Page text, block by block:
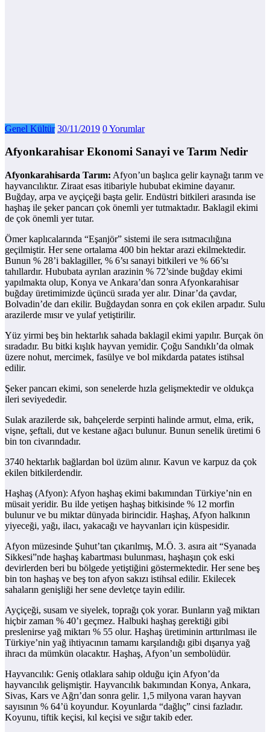
Genel Kültür 30/11/2019 0 Yorumlar
Afyonkarahisar Ekonomi Sanayi ve Tarım Nedir
Afyonkarahisarda Tarım: Afyon’un başlıca gelir kaynağı tarım ve
hayvancılıktır. Ziraat esas itibariyle hububat ekimine dayanır.
Buğday, arpa ve ayçiçeği başta gelir. Endüstri bitkileri arasında ise
haşhaş ile şeker pancarı çok önemli yer tutmaktadır. Baklagil ekimi
de çok önemli yer tutar.
Ömer kaplıcalarında “Eşanjör” sistemi ile sera ısıtmacılığına
geçilmiştir. Her sene ortalama 400 bin hektar arazi ekilmektedir.
Bunun % 28’i baklagiller, % 6’sı sanayi bitkileri ve % 66’sı
tahıllardır. Hububata ayrılan arazinin % 72’sinde buğday ekimi
yapılmakta olup, Konya ve Ankara’dan sonra Afyonkarahisar
buğday üretimimizde üçüncü sırada yer alır. Dinar’da çavdar,
Bolvadin’de darı ekilir. Buğdaydan sonra en çok ekilen arpadır. Sulu
arazilerde mısır ve yulaf yetiştirilir.
Yüz yirmi beş bin hektarlık sahada baklagil ekimi yapılır. Burçak ön
sıradadır. Bu bitki kışlık hayvan yemidir. Çoğu Sandıklı’da olmak
üzere nohut, mercimek, fasülye ve bol mikdarda patates istihsal
edilir.
Şeker pancarı ekimi, son senelerde hızla gelişmektedir ve oldukça
ileri seviyededir.
Sulak arazilerde sık, bahçelerde serpinti halinde armut, elma, erik,
vişne, şeftali, dut ve kestane ağacı bulunur. Bunun senelik üretimi 6
bin ton civarındadır.
3740 hektarlık bağlardan bol üzüm alınır. Kavun ve karpuz da çok
ekilen bitkilerdendir.
Haşhaş (Afyon): Afyon haşhaş ekimi bakımından Türkiye’nin en
müsait yeridir. Bu ilde yetişen haşhaş bitkisinde % 12 morfin
bulunur ve bu miktar dünyada birincidir. Haşhaş, Afyon halkının
yiyeceği, yağı, ilacı, yakacağı ve hayvanları için küspesidir.
Afyon müzesinde Şuhut’tan çıkarılmış, M.Ö. 3. asıra ait “Syanada
Sikkesi”nde haşhaş kabartması bulunması, haşhaşın çok eski
devirlerden beri bu bölgede yetiştiğini göstermektedir. Her sene beş
bin ton haşhaş ve beş ton afyon sakızı istihsal edilir. Ekilecek
sahaların genişliği her sene devletçe tayin edilir.
Ayçiçeği, susam ve siyelek, toprağı çok yorar. Bunların yağ miktarı
hiçbir zaman % 40’ı geçmez. Halbuki haşhaş gerektiği gibi
preslenirse yağ miktarı % 55 olur. Haşhaş üretiminin arttırılması ile
Türkiye’nin yağ ihtiyacının tamamı karşılandığı gibi dışarıya yağ
ihracı da mümkün olacaktır. Haşhaş, Afyon’un sembolüdür.
Hayvancılık: Geniş otlaklara sahip olduğu için Afyon’da
hayvancılık gelişmiştir. Hayvancılık bakımından Konya, Ankara,
Sivas, Kars ve Ağrı’dan sonra gelir. 1,5 milyona varan hayvan
sayısının % 64’ü koyundur. Koyunlarda “dağlıç” cinsi fazladır.
Koyunu, tiftik keçisi, kıl keçisi ve sığır takib eder.